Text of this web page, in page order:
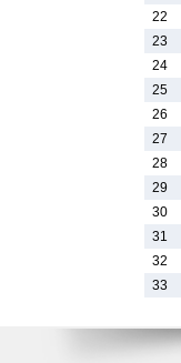
22
23
24
25
26
27
28
29
30
31
32
33